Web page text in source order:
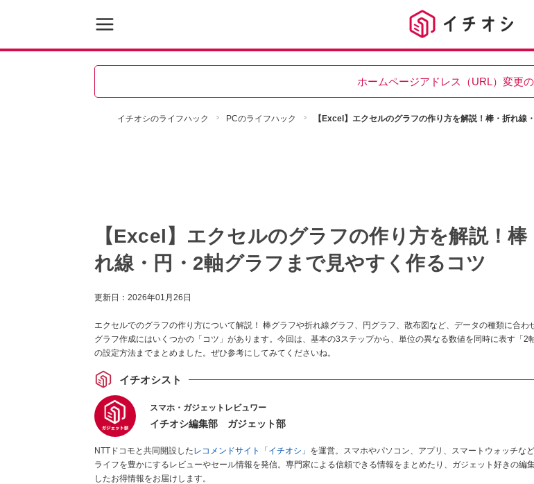
ホームページアドレス（URL）変更
イチオシのライフハック PCのライフハック 【Excel】エクセルのグラフの作り方を解説！棒・折れ線
【Excel】エクセルのグラフの作り方を解説！棒
れ線・円・2軸グラフまで見やすく作るコツ
更新日： 2026年01月26日
エクセルでのグラフの作り方について解説！ 棒グラフや折れ線グラフ、円グラフ、散布図など、データの種類に合わ
グラフ作成にはいくつかの「コツ」があります。今回は、基本の3ステップから、単位の異なる数値を同時に表す「2
の設定方法までまとめました。ぜひ参考にしてみてくださいね。
イチオシスト
スマホ・ガジェットレビュワー
イチオシ編集部 ガジェット部
NTTドコモと共同開設したレコメンドサイト「イチオシ」 を運営。スマホやパソコン、アプリ、スマートウォッチな
ライフを豊かにするレビューやセール情報を発信。専門家による信頼できる情報をまとめたり、ガジェット好きの編
したお得情報をお届けします。